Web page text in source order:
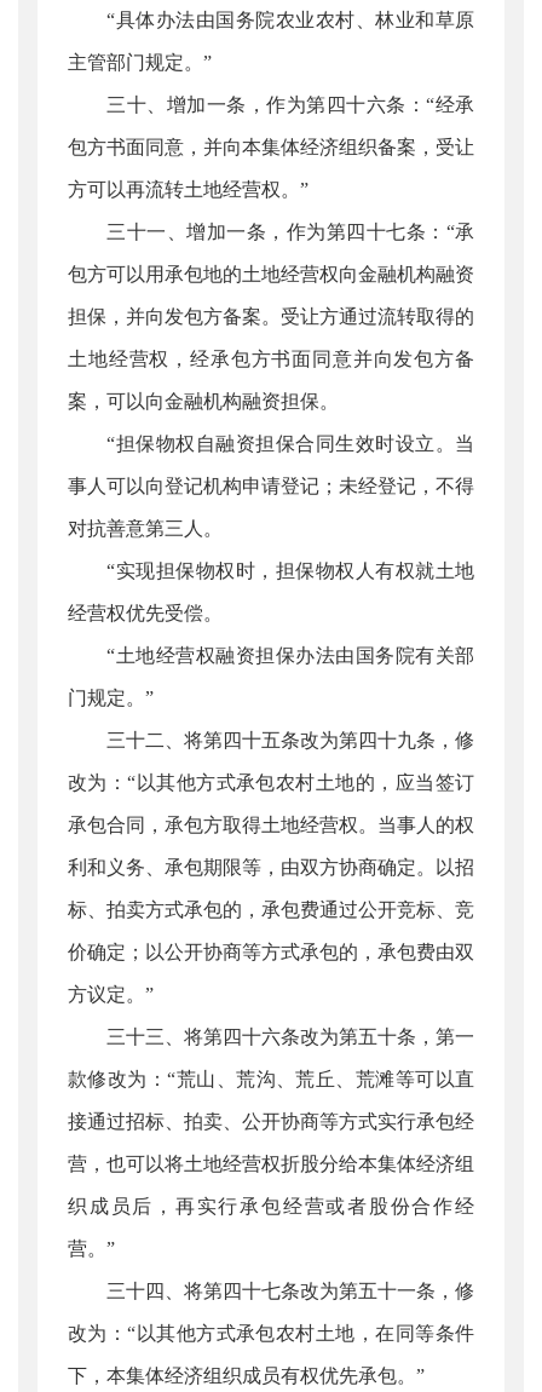
“具体办法由国务院农业农村、林业和草原
主管部门规定。”
三十、增加一条，作为第四十六条：“经承
包方书面同意，并向本集体经济组织备案，受让
方可以再流转土地经营权。”
三十一、增加一条，作为第四十七条：“承
包方可以用承包地的土地经营权向金融机构融资
担保，并向发包方备案。受让方通过流转取得的
土地经营权，经承包方书面同意并向发包方备
案，可以向金融机构融资担保。
“担保物权自融资担保合同生效时设立。当
事人可以向登记机构申请登记；未经登记，不得
对抗善意第三人。
“实现担保物权时，担保物权人有权就土地
经营权优先受偿。
“土地经营权融资担保办法由国务院有关部
门规定。”
三十二、将第四十五条改为第四十九条，修
改为：“以其他方式承包农村土地的，应当签订
承包合同，承包方取得土地经营权。当事人的权
利和义务、承包期限等，由双方协商确定。以招
标、拍卖方式承包的，承包费通过公开竞标、竞
价确定；以公开协商等方式承包的，承包费由双
方议定。”
三十三、将第四十六条改为第五十条，第一
款修改为：“荒山、荒沟、荒丘、荒滩等可以直
接通过招标、拍卖、公开协商等方式实行承包经
营，也可以将土地经营权折股分给本集体经济组
织成员后，再实行承包经营或者股份合作经
营。”
三十四、将第四十七条改为第五十一条，修
改为：“以其他方式承包农村土地，在同等条件
下，本集体经济组织成员有权优先承包。”